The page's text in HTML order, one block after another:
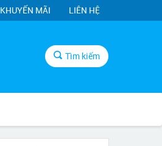
KHUYẾN MÃI LIÊN HỆ
Tìm kiếm